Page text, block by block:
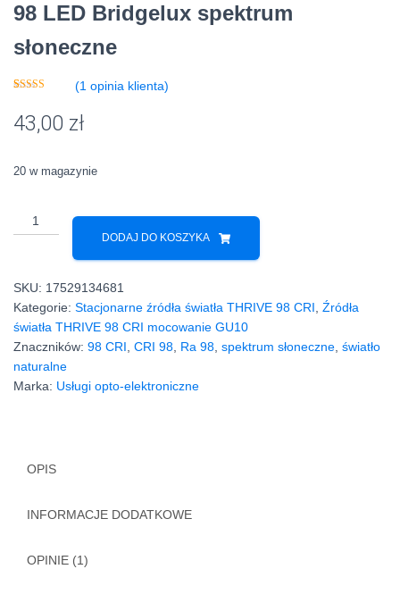
98 LED Bridgelux spektrum
słoneczne
podstawie
oceny klienta
(1opinia klienta)
43,00 zł
20 w magazynie
ilość
Polski
4W
2700K
CRI
98
LED
Bridgelux
DODAJ DO KOSZYKA
SKU: 17529134681
Kategorie: Stacjonarne źródła światła THRIVE 98 CRI, Źródła
światła THRIVE 98 CRI mocowanie GU10
Znaczników: 98 CRI, CRI 98, Ra 98, spektrum słoneczne, światło
naturalne
Marka: Usługi opto-elektroniczne
OPIS
INFORMACJE DODATKOWE
OPINIE (1)